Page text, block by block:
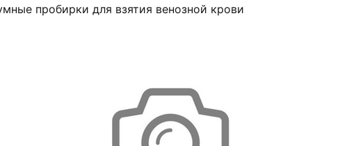
пробирки для взятия венозной крови